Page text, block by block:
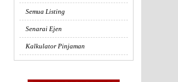
Semua Listing
Senarai Ejen
Kalkulator Pinjaman